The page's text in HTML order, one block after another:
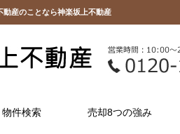
産のことなら神楽坂上不動産
物件検索 売却8つの強み